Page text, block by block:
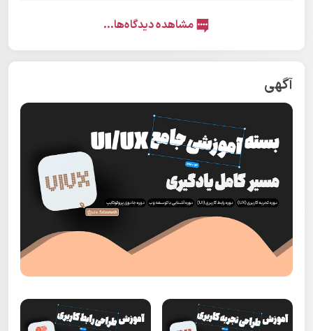
مشاهده دیدگاه‌ها...
آگهی